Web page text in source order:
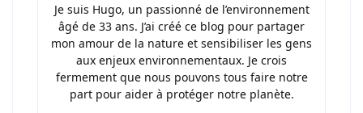
Je suis Hugo, un passionné de l’environnement
âgé de 33 ans. J’ai créé ce blog pour partager
mon amour de la nature et sensibiliser les gens
aux enjeux environnementaux. Je crois
fermement que nous pouvons tous faire notre
part pour aider à protéger notre planète.